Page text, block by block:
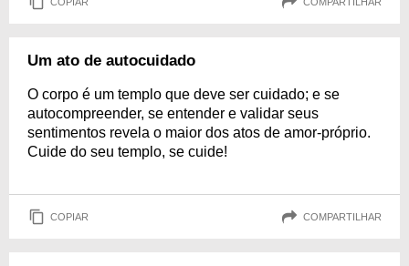
Um ato de autocuidado
O corpo é um templo que deve ser cuidado; e se
autocompreender, se entender e validar seus
sentimentos revela o maior dos atos de amor-próprio.
Cuide do seu templo, se cuide!
COPIAR COMPARTILHAR